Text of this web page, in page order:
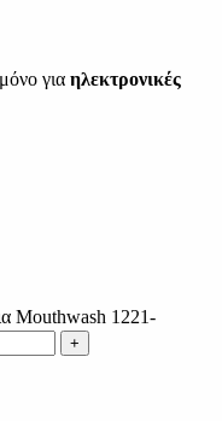
για ηλεκτρονικές
Μouthwash 1221-